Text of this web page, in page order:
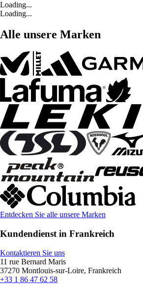
Loading...
Loading...
Alle unsere Marken
Entdecken Sie alle unsere Marken
Kundendienst in Frankreich
Kontaktieren Sie uns
11 rue Bernard Maris
37270 Montlouis-sur-Loire, Frankreich
+33 1 86 47 62 58